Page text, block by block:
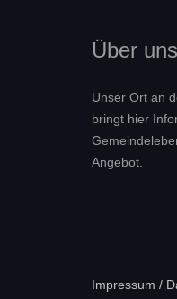
Über uns
Unser Ort an
bringt hier
Angebot.
Impressum /